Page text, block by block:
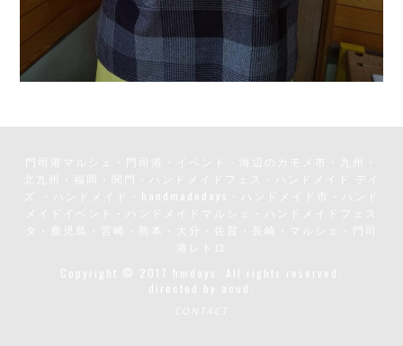
門司港マルシェ・門司港・イベント・海辺のカモメ市・九州・
ズ ・ハンドメイド・handmadedays・ハンドメイド市・ハンド
タ・鹿児島・宮崎・熊本・大分・佐賀・長崎・マルシェ・門司
Copyright © 2017 hmdays. All rights reserved.
directed by acud.
CONTACT